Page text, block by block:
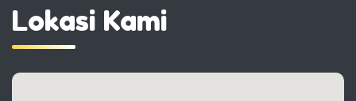
Lokasi Kami